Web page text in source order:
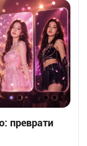
преврати